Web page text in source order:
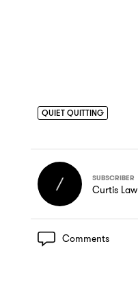
QUIET QUITTING
SUBSCRIBER
Curtis Law
Comments